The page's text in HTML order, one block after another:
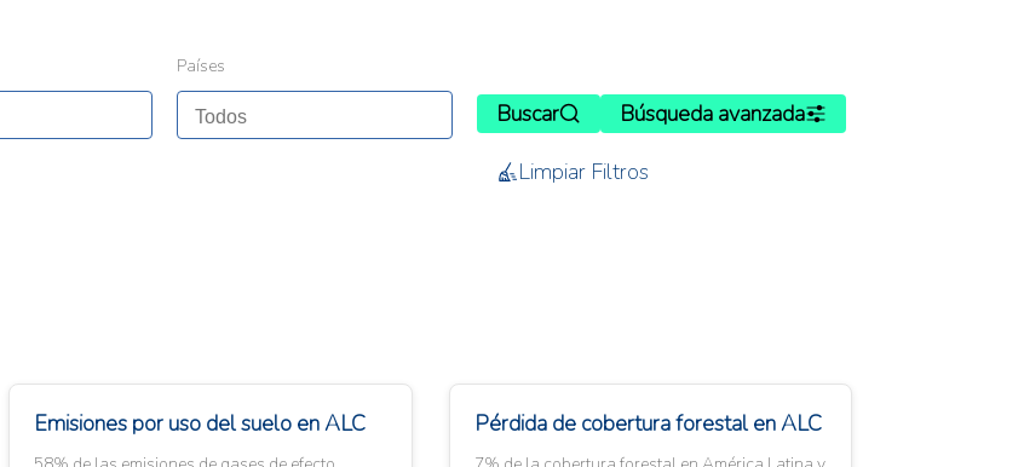
Países
Buscar
Búsqueda avanzada
Limpiar Filtros
Emisiones por uso del suelo en ALC Pérdida de cobertura forestal en ALC